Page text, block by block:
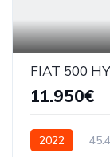
FIAT 500
11.950€
2022